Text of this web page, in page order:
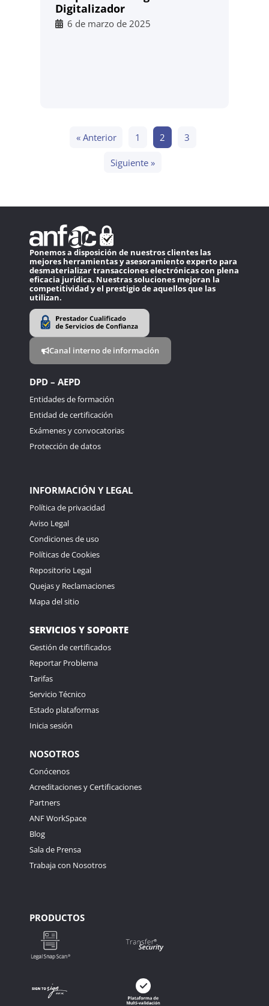
Digitalizador
6 de marzo de 2025
« Anterior 1 2 3
Siguiente »
Ponemos a disposición de nuestros clientes las
mejores herramientas y asesoramiento experto para
desmaterializar transacciones electrónicas con plena
eficacia jurídica. Nuestras soluciones mejoran la
competitividad y el prestigio de aquellos que las
utilizan.
Canal interno de información
DPD – AEPD
Entidades de formación
Entidad de certificación
Exámenes y convocatorias
Protección de datos
INFORMACIÓN Y LEGAL
Política de privacidad
Aviso Legal
Condiciones de uso
Políticas de Cookies
Repositorio Legal
Quejas y Reclamaciones
Mapa del sitio
SERVICIOS Y SOPORTE
Gestión de certificados
Reportar Problema
Tarifas
Servicio Técnico
Estado plataformas
Inicia sesión
NOSOTROS
Conócenos
Acreditaciones y Certificaciones
Partners
ANF WorkSpace
Blog
Sala de Prensa
Trabaja con Nosotros
PRODUCTOS